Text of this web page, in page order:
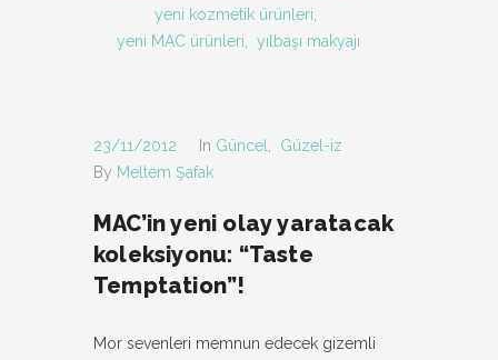
yeni kozmetik ürünleri
yeni MAC ürünleri
yılbaşı makyajı
23/11/2012 In Güncel
Güzel-iz
By Meltem Şafak
MAC’in yeni olay yaratacak
koleksiyonu: “Taste
Temptation”!
Mor sevenleri memnun edecek gizemli